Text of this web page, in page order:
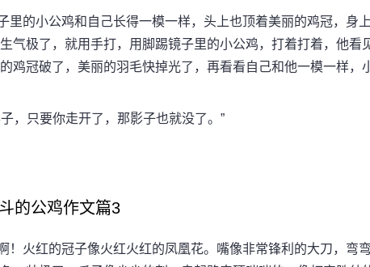
的小公鸡和自己长得一模一样，头上也顶着美丽的鸡冠，身
气极了，就用手打，用脚踢镜子里的小公鸡，打着打着，他看
鸡冠破了，美丽的羽毛快掉光了，再看看自己和他一模一样，
只要你走开了，那影子也就没了。”
的公鸡作文篇3
火红的冠子像火红火红的凤凰花。嘴像非常锋利的大刀，弯